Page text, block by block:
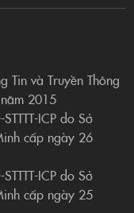
Tin và Truyền Thông
2015
ICP do Sở
cấp ngày 26
ICP do Sở
cấp ngày 25